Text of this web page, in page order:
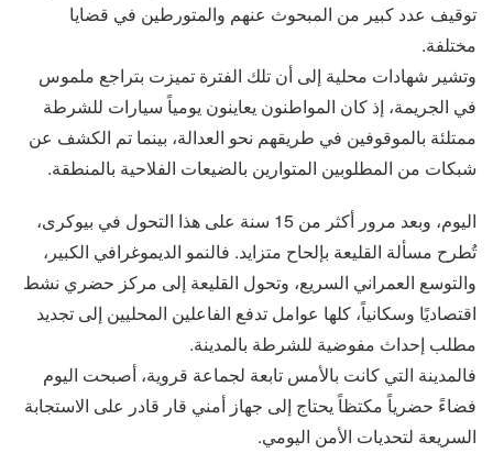
توقيف عدد كبير من المبحوث عنهم والمتورطين في قضايا
مختلفة.
وتشير شهادات محلية إلى أن تلك الفترة تميزت بتراجع ملموس
في الجريمة، إذ كان المواطنون يعاينون يومياً سيارات للشرطة
ممتلئة بالموقوفين في طريقهم نحو العدالة، بينما تم الكشف عن
شبكات من المطلوبين المتوارين بالضيعات الفلاحية بالمنطقة.
اليوم، وبعد مرور أكثر من 15 سنة على هذا التحول في بيوكرى،
تُطرح مسألة القليعة بإلحاح متزايد. فالنمو الديموغرافي الكبير،
والتوسع العمراني السريع، وتحول القليعة إلى مركز حضري نشط
اقتصاديًا وسكانياً، كلها عوامل تدفع الفاعلين المحليين إلى تجديد
مطلب إحداث مفوضية للشرطة بالمدينة.
فالمدينة التي كانت بالأمس تابعة لجماعة قروية، أصبحت اليوم
فضاءً حضرياً مكتظاً يحتاج إلى جهاز أمني قار قادر على الاستجابة
السريعة لتحديات الأمن اليومي.